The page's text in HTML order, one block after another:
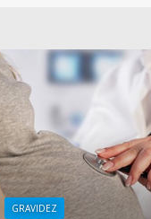
GRAVIDEZ